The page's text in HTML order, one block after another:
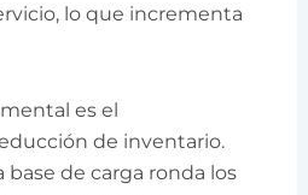
lo que incrementa
es el
de inventario.
base de carga ronda los